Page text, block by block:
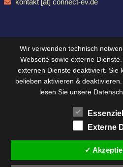
Wir verwenden technisch
Webseite sowie externe
externen Dienste deaktiviert. Sie
belieben aktivieren &
lesen Sie unsere
Essenziell
Externe
✓